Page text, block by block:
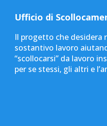
Ufficio di
Il progetto che desidera
sostantivo lavoro
“scollocarsi” da lavoro
per se stessi, gli altri e